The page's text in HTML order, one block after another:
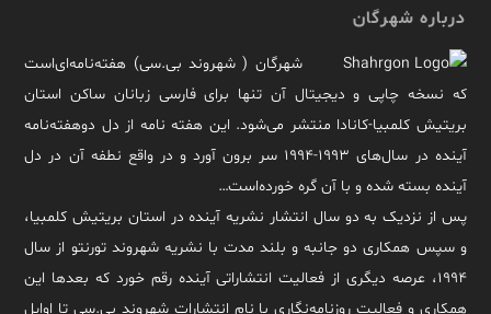
درباره شهرگان
شهرگان ( شهروند بی.سی) هفته‌نامه‌ای‌است
که نسخه چاپی و دیجیتال آن تنها برای فارسی زبانان ساکن استان
بریتیش کلمبیا-کانادا منتشر می‌شود. این هفته نامه از دل دوهفته‌نامه
آینده در سال‌های ۱۹۹۳-۱۹۹۴ سر برون آورد و در واقع نطفه آن در دل
آینده بسته شده و با آن گره خورده‌است…
پس از نزدیک به دو سال انتشار نشریه آینده در استان بریتیش کلمبیا،
و سپس همکاری دو جانبه و بلند مدت با نشریه شهروند تورنتو از سال
۱۹۹۴، عرصه دیگری از فعالیت انتشاراتی آینده رقم خورد که بعدها این
همکاری و فعالیت روزنامه‌نگاری با نام انتشارات شهروند بی.سی تا اوایل